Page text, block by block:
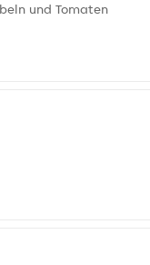
und Tomaten